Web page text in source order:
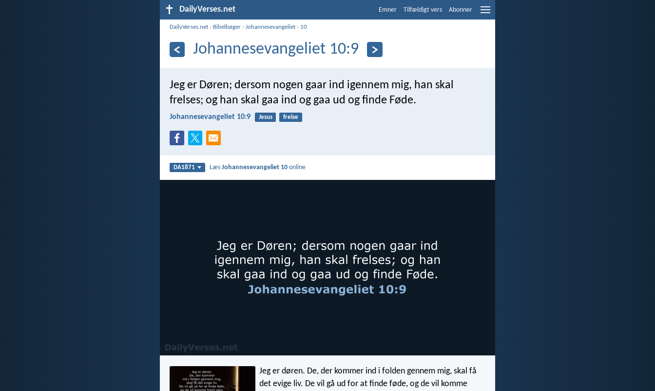
DailyVerses.net Emner Tilfældigt vers Abonner
DailyVerses.net › Bibelbøger ›Johannesevangeliet › 10
Johannesevangeliet 10:9
Jeg er Døren; dersom nogen gaar ind igennem mig, han skal
frelses; og han skal gaa ind og gaa ud og finde Føde.
Johannesevangeliet 10:9 Jesus frelse
DA1871 LæsJohannesevangeliet 10 online
Jeg er døren. De, der kommer ind i folden gennem mig, skal få
det evige liv. De vil gå ud for at finde føde, og de vil komme